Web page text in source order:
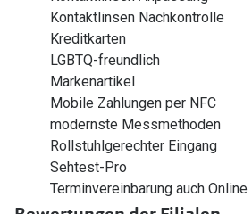
Kontaktlinsen Nachkontrolle
Kreditkarten
LGBTQ-freundlich
Markenartikel
Mobile Zahlungen per NFC
modernste Messmethoden
Rollstuhlgerechter Eingang
Sehtest-Pro
Terminvereinbarung auch Online